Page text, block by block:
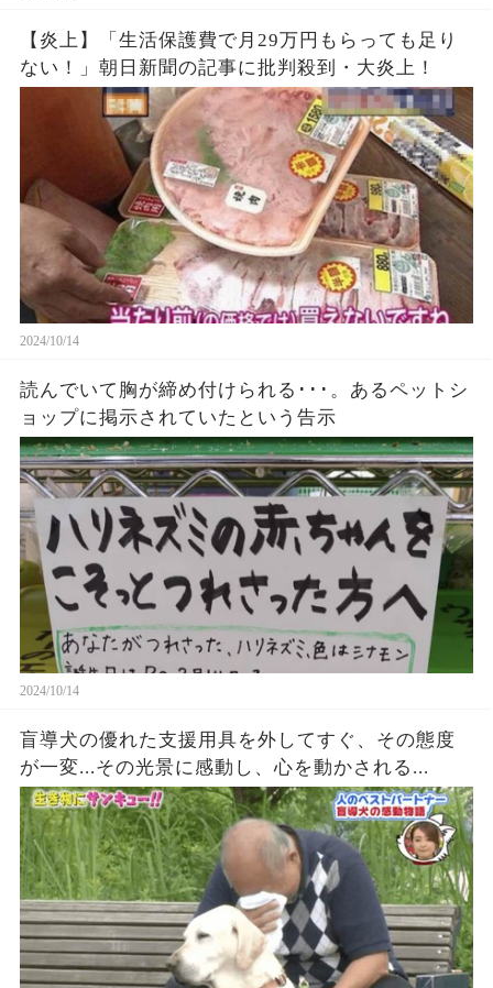
【炎上】「生活保護費で月29万円もらっても足り
ない！」朝日新聞の記事に批判殺到・大炎上！
2024/10/14
読んでいて胸が締め付けられる･･･。あるペットシ
ョップに掲示されていたという告示
2024/10/14
盲導犬の優れた支援用具を外してすぐ、その態度
が一変...その光景に感動し、心を動かされる...